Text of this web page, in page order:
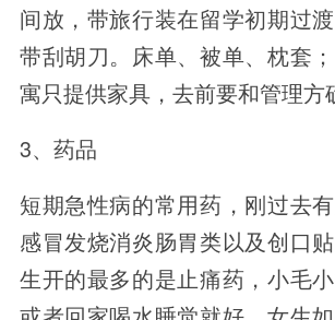
间放，带旅行装在留学初期过
带刮胡刀。床单、被单、枕套
寓只提供家具，去前要和管理方
3、药品
短期急性病的常用药，刚过去
感冒发烧消炎肠胃类以及创口
生开的最多的是止痛药，小毛